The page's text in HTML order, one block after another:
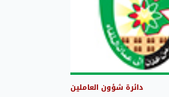
دائرة شؤون العاملين